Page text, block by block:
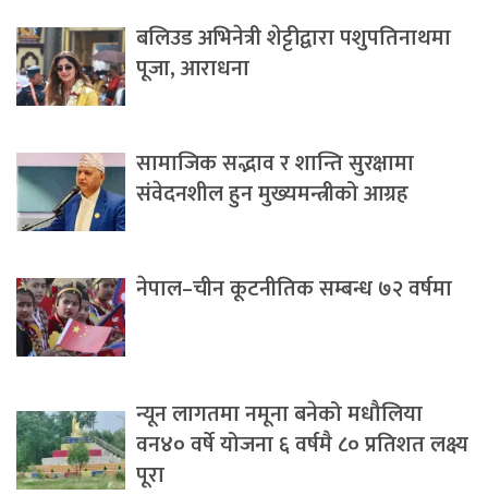
बलिउड अभिनेत्री शेट्टीद्वारा पशुपतिनाथमा
पूजा, आराधना
सामाजिक सद्भाव र शान्ति सुरक्षामा
संवेदनशील हुन मुख्यमन्त्रीको आग्रह
नेपाल–चीन कूटनीतिक सम्बन्ध ७२ वर्षमा
न्यून लागतमा नमूना बनेको मधौलिया
वन४० वर्षे योजना ६ वर्षमै ८० प्रतिशत लक्ष्य
पूरा